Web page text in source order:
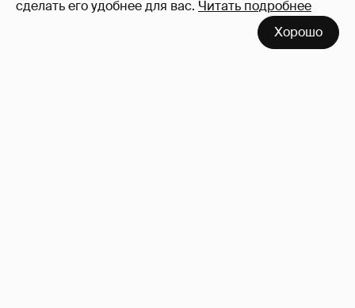
сделать его удобнее для вас. Читать подробнее
Хорошо